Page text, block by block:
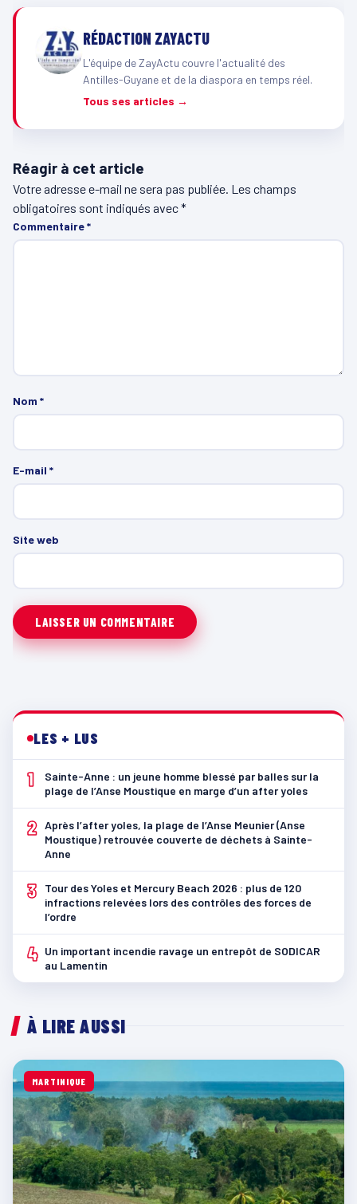
RÉDACTION ZAYACTU
L'équipe de ZayActu couvre l'actualité des
Antilles-Guyane et de la diaspora en temps réel.
Tous ses articles →
Réagir à cet article
Votre adresse e-mail ne sera pas publiée. Les champs
obligatoires sont indiqués avec*
Commentaire*
Nom *
E-mail *
Site web
LES + LUS
1
Sainte-Anne : un jeune homme blessé par balles sur la
plage de l’Anse Moustique en marge d’un after yoles
2 Après l’after yoles, la plage de l’Anse Meunier (Anse
Moustique) retrouvée couverte de déchets à Sainte-
Anne
3
Tour des Yoles et Mercury Beach 2026 : plus de 120
infractions relevées lors des contrôles des forces de
l’ordre
4 Un important incendie ravage un entrepôt de SODICAR
au Lamentin
À LIRE AUSSI
MARTINIQUE